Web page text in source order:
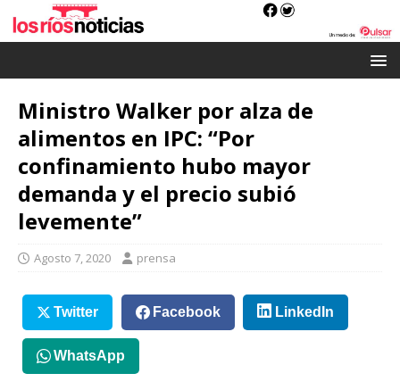
Ministro Walker por alza de
alimentos en IPC: “Por
confinamiento hubo mayor
demanda y el precio subió
levemente”
Agosto 7, 2020 prensa
Twitter Facebook LinkedIn
WhatsApp